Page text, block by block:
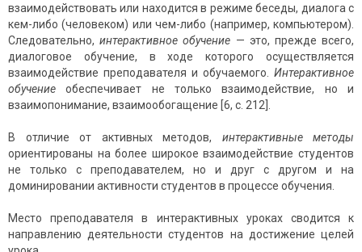
взаимодействовать или находится в режиме беседы, диалога с
кем-либо (человеком) или чем-либо (например, компьютером).
Следовательно,интерактивное обучение — это, прежде всего,
диалоговое обучение, в ходе которого осуществляется
взаимодействие преподавателя и обучаемого. Интерактивное
обучение обеспечивает не только взаимодействие, но и
взаимопонимание, взаимообогащение [6, с. 212].
В отличие от активных методов, интерактивные методы
ориентированы на более широкое взаимодействие студентов
не только с преподавателем, но и друг с другом и на
доминировании активности студентов в процессе обучения.
Место преподавателя в интерактивных уроках сводится к
направлению деятельности студентов на достижение целей